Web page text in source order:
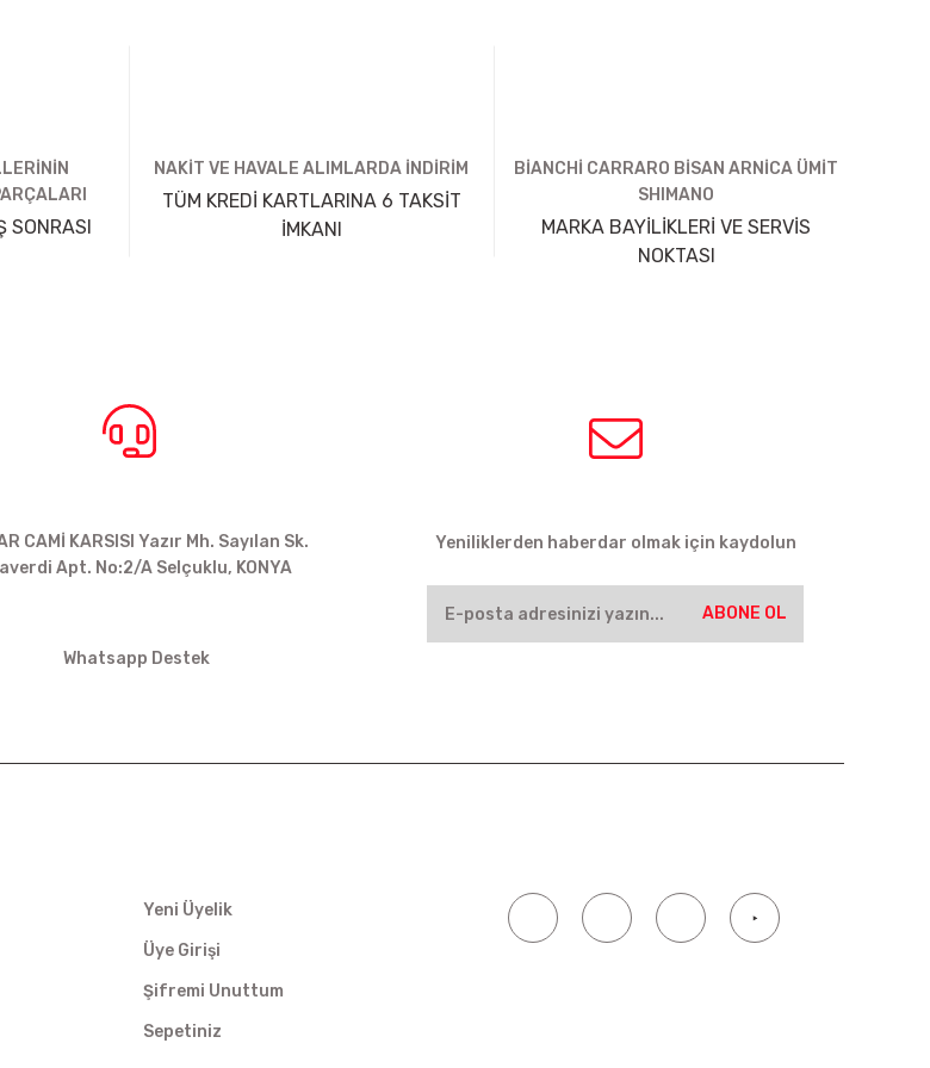
SONRASI
NAKİT VE HAVALE ALIMLARDA İNDİRİM
TÜM KREDİ KARTLARINA 6 TAKSİT
İMKANI
BİANCHİ CARRARO BİSAN ARNİCA ÜMİT
SHIMANO
MARKA BAYİLİKLERİ VE SERVİS
NOKTASI
CAMİ KARSISI Yazır Mh. Sayılan Sk.
Apt. No:2/A Selçuklu, KONYA
Whatsapp Destek
Yeniliklerden haberdar olmak için kaydolun
ABONE OL
Yeni Üyelik
Üye Girişi
Şifremi Unuttum
Sepetiniz